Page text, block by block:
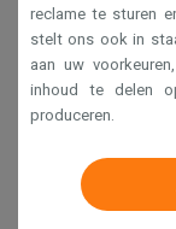
Krëfel NV -
reclame te sturen
stelt ons ook in
aan uw
inhoud te delen
produceren.